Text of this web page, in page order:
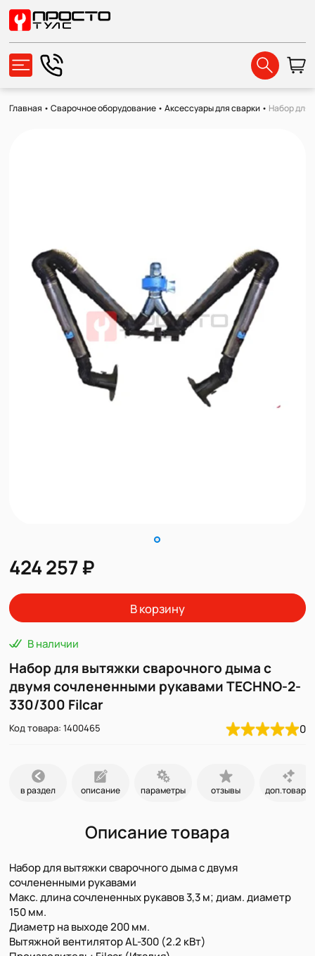
Главная •Сварочное оборудование •Аксессуары для сварки • Набор для
424 257 ₽
В корзину
В наличии
Набор для вытяжки сварочного дыма с
двумя сочлененными рукавами TECHNO-2-
330/300 Filcar
Код товара: 1400465 0
в раздел описание параметры отзывы доп.товары
Описание товара
Набор для вытяжки сварочного дыма с двумя
сочлененными рукавами
Макс. длина сочлененных рукавов 3,3 м; диам. диаметр
150 мм.
Диаметр на выходе 200 мм.
Вытяжной вентилятор AL-300 (2.2 кВт)